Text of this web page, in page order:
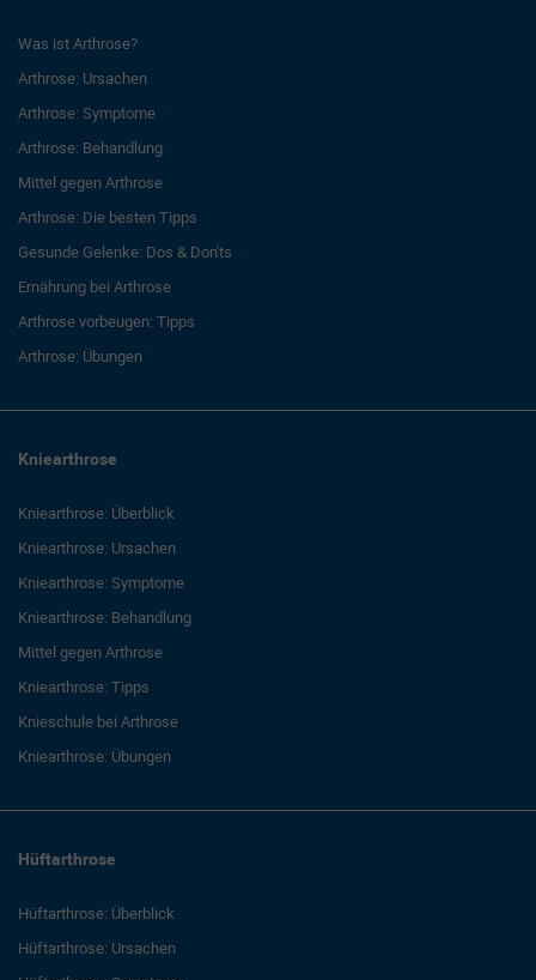
Was ist Arthrose?
Arthrose: Ursachen
Arthrose: Symptome
Arthrose: Behandlung
Mittel gegen Arthrose
Arthrose: Die besten Tipps
Gesunde Gelenke: Dos & Don'ts
Ernährung bei Arthrose
Arthrose vorbeugen: Tipps
Arthrose: Übungen
Kniearthrose
Kniearthrose: Überblick
Kniearthrose: Ursachen
Kniearthrose: Symptome
Kniearthrose: Behandlung
Mittel gegen Arthrose
Kniearthrose: Tipps
Knieschule bei Arthrose
Kniearthrose: Übungen
Hüftarthrose
Hüftarthrose: Überblick
Hüftarthrose: Ursachen